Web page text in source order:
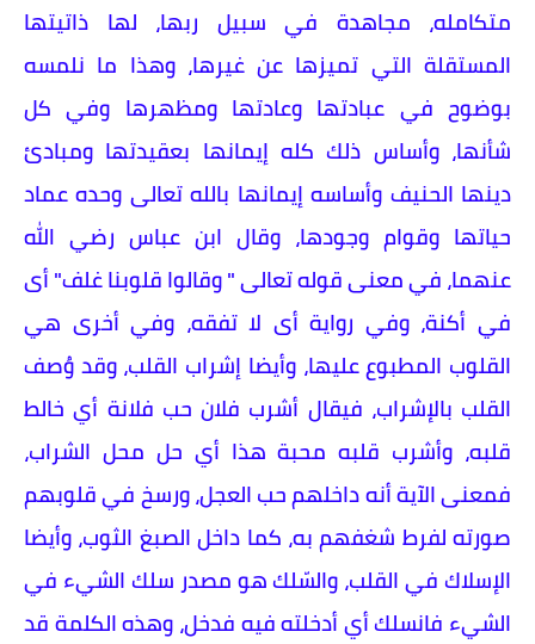
متكامله، مجاهدة في سبيل ربها، لها ذاتيتها
المستقلة التي تميزها عن غيرها، وهذا ما نلمسه
بوضوح في عبادتها وعادتها ومظهرها وفي كل
شأنها، وأساس ذلك كله إيمانها بعقيدتها ومبادئ
دينها الحنيف وأساسه إيمانها بالله تعالى وحده عماد
حياتها وقوام وجودها، وقال ابن عباس رضي الله
عنهما، في معنى قوله تعالى " وقالوا قلوبنا غلف" أى
في أكنة، وفي رواية أى لا تفقه، وفي أخرى هي
القلوب المطبوع عليها، وأيضا إشراب القلب، وقد وُصف
القلب بالإشراب، فيقال أشرب فلان حب فلانة أي خالط
قلبه، وأشرب قلبه محبة هذا أي حل محل الشراب،
فمعنى الآية أنه داخلهم حب العجل، ورسخ في قلوبهم
صورته لفرط شغفهم به، كما داخل الصبغ الثوب، وأيضا
الإسلاك في القلب، والسّلك هو مصدر سلك الشيء في
الشيء فانسلك أي أدخلته فيه فدخل، وهذه الكلمة قد